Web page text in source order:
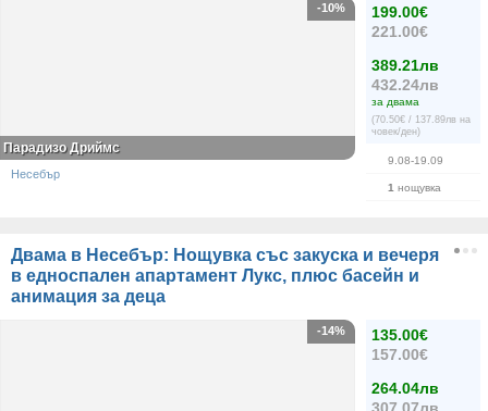
199.00€
221.00€
389.21лв
432.24лв
за двама
(70.50€ / 137.89лв на
човек/ден)
9.08-19.09
1 нощувка
-10%
Парадизо Дриймс
Несебър
Двама в Несебър: Нощувка със закуска и вечеря
в едноспален апартамент Лукс, плюс басейн и
анимация за деца
135.00€
157.00€
264.04лв
-14%